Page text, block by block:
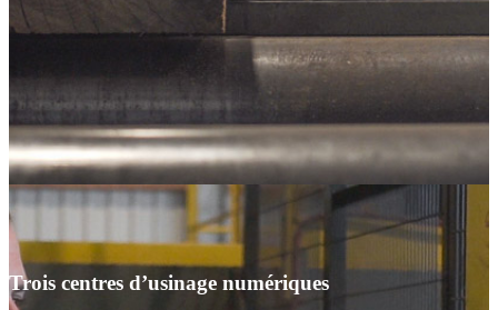
Trois centres d’usinage numériques